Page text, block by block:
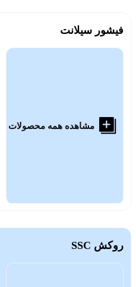
فیشور سیلانت
مشاهده همه محصولات
روکش SSC